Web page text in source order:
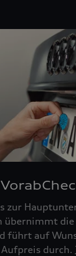
zur
übernimmt
führt auf
Aufpreis durch.